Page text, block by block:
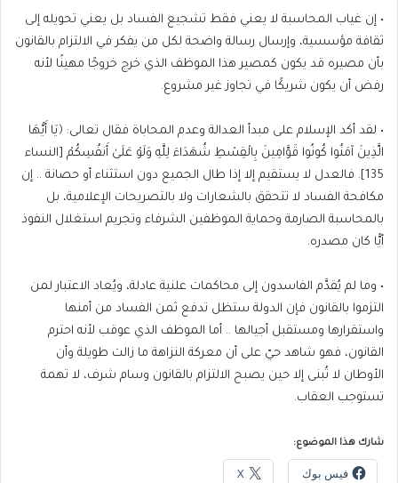
• إن غياب المحاسبة لا يعني فقط تشجيع الفساد بل يعني تحويله إلى
ثقافة مؤسسية، وإرسال رسالة واضحة لكل من يفكر في الالتزام بالقانون
بأن مصيره قد يكون كمصير هذا الموظف الذي خرج خروجًا مهينًا لأنه
رفض أن يكون شريكًا في تجاوز غير مشروع.
• لقد أكد الإسلام على مبدأ العدالة وعدم المحاباة فقال تعالى: ﴿يَا أَيُّهَا
الَّذِينَ آمَنُوا كُونُوا قَوَّامِينَ بِالْقِسْطِ شُهَدَاءَ لِلَّهِ وَلَوْ عَلَىٰ أَنفُسِكُمْ [النساء
135]. فالعدل لا يستقيم إلا إذا طال الجميع دون استثناء أو حصانة .. إن
مكافحة الفساد لا تتحقق بالشعارات ولا بالتصريحات الإعلامية، بل
بالمحاسبة الصارمة وحماية الموظفين الشرفاء وتجريم استغلال النفوذ
أيًّا كان مصدره.
• وما لم يُقدَّم الفاسدون إلى محاكمات علنية عادلة، ويُعاد الاعتبار لمن
التزموا بالقانون فإن الدولة ستظل تدفع ثمن الفساد من أمنها
واستقرارها ومستقبل أجيالها .. أما الموظف الذي عوقب لأنه احترم
القانون، فهو شاهد حيّ على أن معركة النزاهة ما زالت طويلة وأن
الأوطان لا تُبنى إلا حين يصبح الالتزام بالقانون وسام شرف، لا تهمة
تستوجب العقاب.
شارك هذا الموضوع:
فيس بوك X